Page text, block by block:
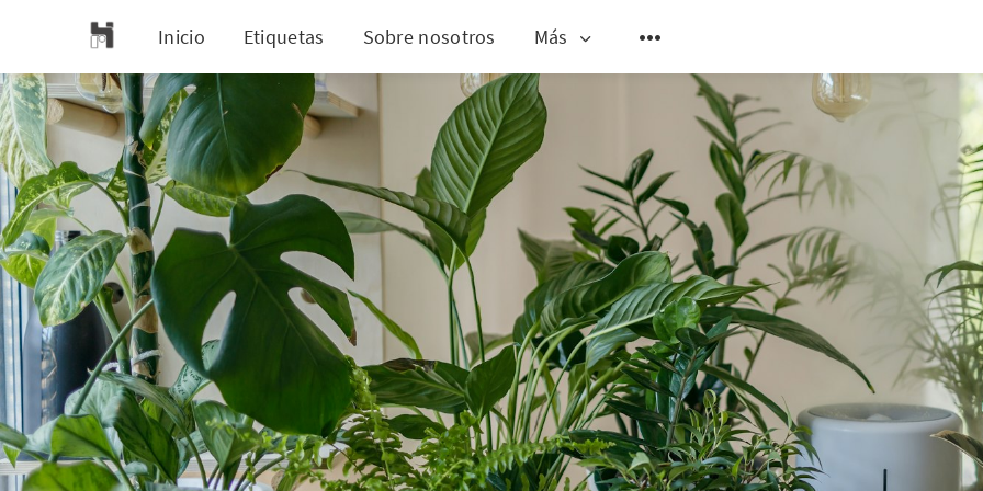
Inicio Etiquetas Sobre nosotros Más